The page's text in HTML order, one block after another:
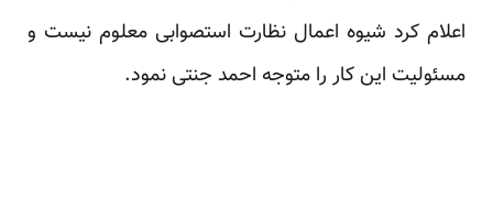
اعلام کرد شیوه اعمال نظارت استصوابی معلوم نیست و
مسئولیت این کار را متوجه احمد جنتی نمود.